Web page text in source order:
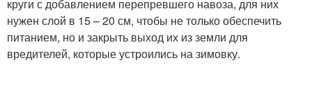
круги с добавлением перепревшего навоза, для них
нужен слой в 15 – 20 см, чтобы не только обеспечить
питанием, но и закрыть выход их из земли для
вредителей, которые устроились на зимовку.